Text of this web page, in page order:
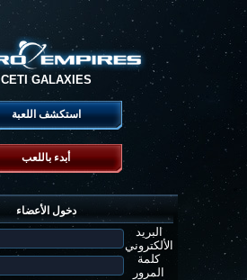
CETI GALAXIES
استكشف اللعبة
أبدء باللعب
دخول الأعضاء
البريد
الألكتروني
كلمة
المرور